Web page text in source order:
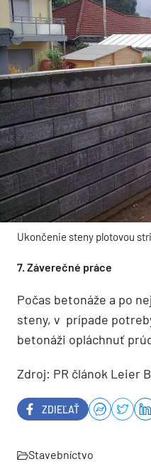
Ukončenie steny plotovou
7. Záverečné práce
Počas betonáže a po
steny, v prípade
betonáži opláchnuť
Zdroj: PR článok Leier
ZDIEĽAŤ
Stavebníctvo